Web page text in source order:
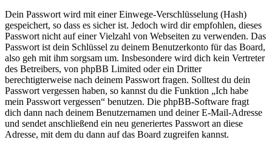
Dein Passwort wird mit einer Einwege-Verschlüsselung (Hash)
gespeichert, so dass es sicher ist. Jedoch wird dir empfohlen, dieses
Passwort nicht auf einer Vielzahl von Webseiten zu verwenden. Das
Passwort ist dein Schlüssel zu deinem Benutzerkonto für das Board,
also geh mit ihm sorgsam um. Insbesondere wird dich kein Vertreter
des Betreibers, von phpBB Limited oder ein Dritter
berechtigterweise nach deinem Passwort fragen. Solltest du dein
Passwort vergessen haben, so kannst du die Funktion „Ich habe
mein Passwort vergessen“ benutzen. Die phpBB-Software fragt
dich dann nach deinem Benutzernamen und deiner E-Mail-Adresse
und sendet anschließend ein neu generiertes Passwort an diese
Adresse, mit dem du dann auf das Board zugreifen kannst.